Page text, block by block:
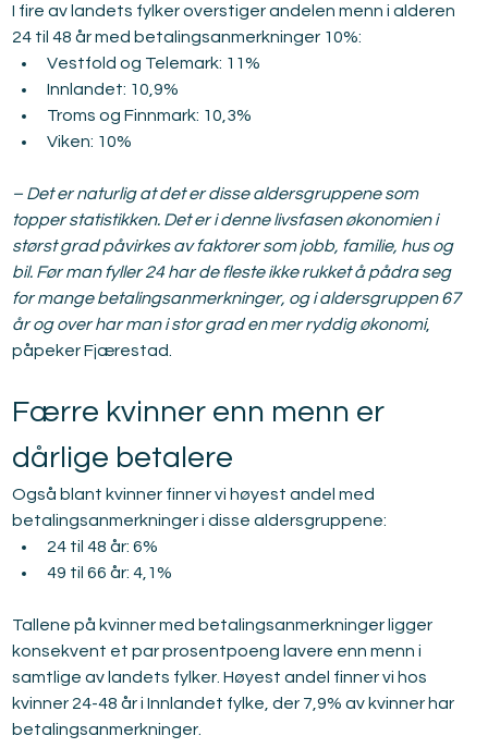
I fire av landets fylker overstiger andelen menn i alderen
24 til 48 år med betalingsanmerkninger 10%:
Vestfold og Telemark: 11%
Innlandet: 10,9%
Troms og Finnmark: 10,3%
Viken: 10%
– Det er naturlig at det er disse aldersgruppene som
topper statistikken. Det er i denne livsfasen økonomien i
størst grad påvirkes av faktorer som jobb, familie, hus og
bil. Før man fyller 24 har de fleste ikke rukket å pådra seg
for mange betalingsanmerkninger, og i aldersgruppen 67
år og over har man i stor grad en mer ryddig økonomi,
påpeker Fjærestad.
Færre kvinner enn menn er
dårlige betalere
Også blant kvinner finner vi høyest andel med
betalingsanmerkninger i disse aldersgruppene:
24 til 48 år: 6%
49 til 66 år: 4,1%
Tallene på kvinner med betalingsanmerkninger ligger
konsekvent et par prosentpoeng lavere enn menn i
samtlige av landets fylker. Høyest andel finner vi hos
kvinner 24-48 år i Innlandet fylke, der 7,9% av kvinner har
betalingsanmerkninger.